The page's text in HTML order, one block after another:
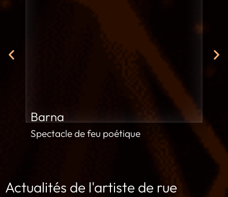
Barna
Spectacle de feu poétique
Actualités de l'artiste de rue